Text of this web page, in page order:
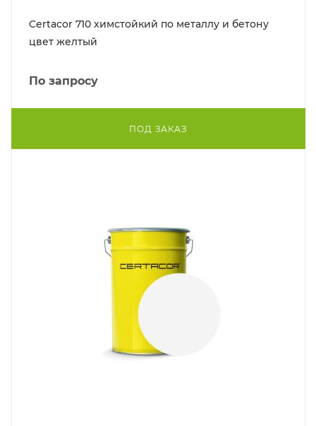
Certacor 710 химстойкий по металлу и бетону
цвет желтый
По запросу
ПОД ЗАКАЗ